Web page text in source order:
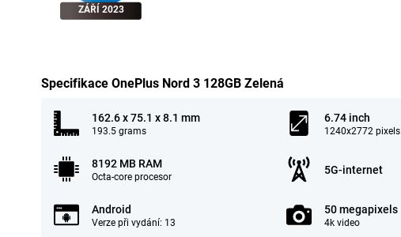
ZÁŘÍ 2023
Specifikace OnePlus Nord 3 128GB Zelená
162.6 x 75.1 x 8.1 mm
193.5 grams
6.74 inch
1240x2772 pixels
8192 MB RAM
Octa-core procesor
5G-internet
Android
Verze při vydání: 13
50 megapixels
4k video